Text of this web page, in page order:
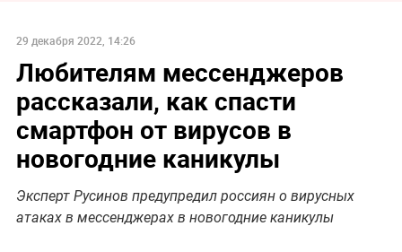
29 декабря 2022, 14:26
Любителям мессенджеров
рассказали, как спасти
смартфон от вирусов в
новогодние каникулы
Эксперт Русинов предупредил россиян о вирусных
атаках в мессенджерах в новогодние каникулы